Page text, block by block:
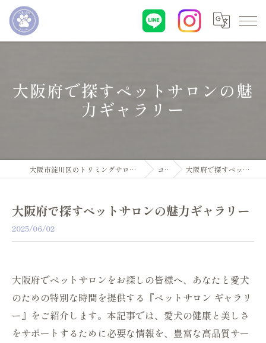
大阪府で探すペットサロンの魅
力ギャラリー
大阪市淀川区のトリミングサロン・ペットサロンならDogsalon ARUN コラム 大阪府で探すペットサロンの魅力ギャラリー
大阪府で探すペットサロンの魅力ギャラリー
2025/06/02
大阪府でペットサロンをお探しの皆様へ、あなたと愛犬
のための特別な時間を提供する『ペットサロン ギャラリ
ー』をご紹介します。本記事では、愛犬の健康と美しさ
をサポートするために必要な情報を、豊富な高品質サー